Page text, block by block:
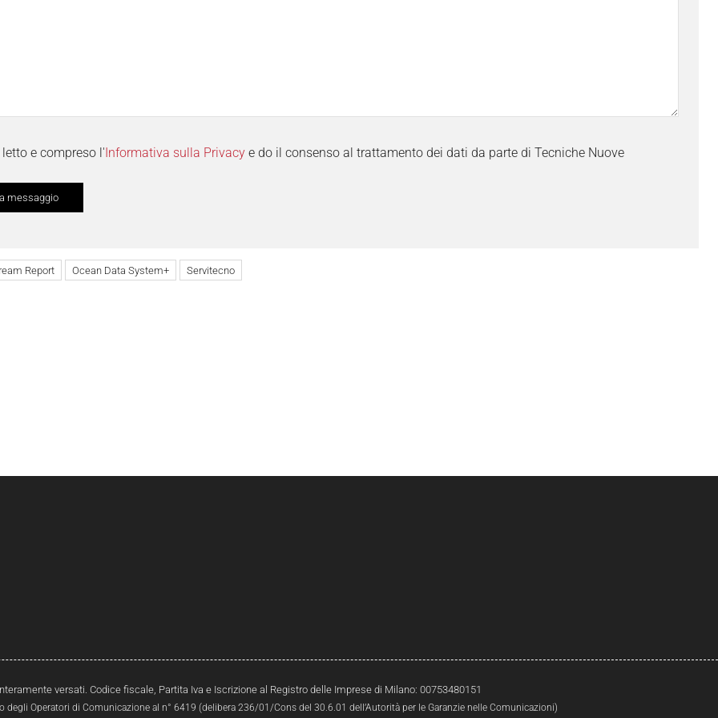
letto e compreso l'Informativa sulla Privacy e do il consenso al trattamento dei dati da parte di Tecniche Nuove
Report Ocean Data System+ Servitecno
versati. Codice fiscale, Partita Iva e Iscrizione al Registro delle Imprese di Milano: 00753480151
Operatori di Comunicazione al n° 6419 (delibera 236/01/Cons del 30.6.01 dell’Autorità per le Garanzie nelle Comunicazioni)